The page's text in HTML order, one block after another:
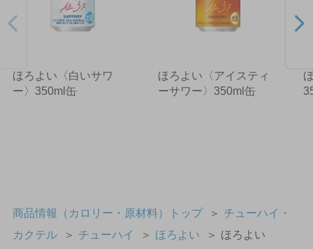
ほろよい〈白いサワ
ー〉350ml缶
ほろよい〈アイスティ
ーサワー〉350ml缶
商品情報（カロリー・原材料）トップ ＞ チューハイ・
カクテル
＞ チューハイ ＞ ほろよい ＞ ほろよい